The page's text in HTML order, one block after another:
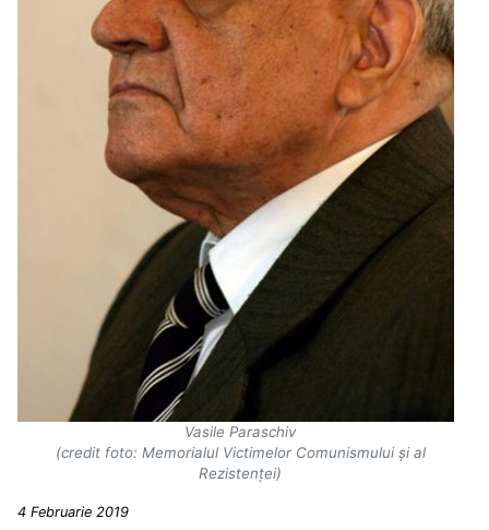
Vasile Paraschiv
(credit foto: Memorialul Victimelor Comunismului și al
Rezistenței)
4 Februarie 2019